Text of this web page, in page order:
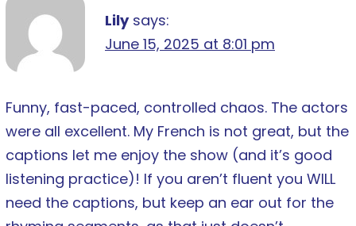
Lily says:
June 15, 2025 at 8:01 pm
Funny, fast-paced, controlled chaos. The actors
were all excellent. My French is not great, but the
captions let me enjoy the show (and it’s good
listening practice)! If you aren’t fluent you WILL
need the captions, but keep an ear out for the